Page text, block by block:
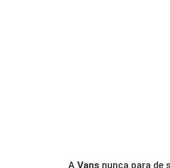
A Vans nunca para de